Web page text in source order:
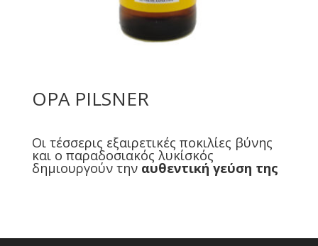
ΟΡΑ PILSNER
Οι τέσσερις εξαιρετικές ποκιλίες βύνης
και ο παραδοσιακός λυκίσκός
δημιουργούν την αυθεντική γεύση της